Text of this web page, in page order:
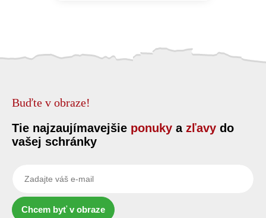
Buďte v obraze!
Tie najzaujímavejšie ponuky a zľavy do
vašej schránky
Chcem byť v obraze